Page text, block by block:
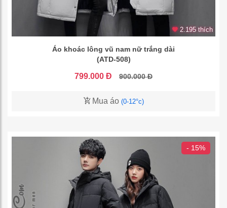
2.195 thích
Áo khoác lông vũ nam nữ trắng dài
(ATD-508)
799.000 Đ 900.000 Đ
Mua áo (0-12°c)
- 15%